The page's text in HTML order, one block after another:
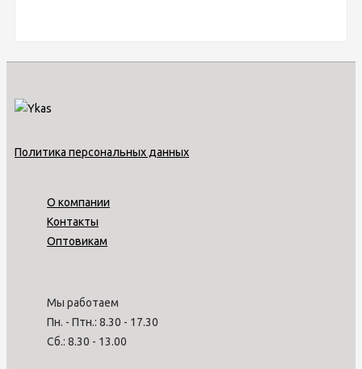
Политика персональных данных
О компании
Контакты
Оптовикам
Мы работаем
Пн. - Птн.: 8.30 - 17.30
Сб.: 8.30 - 13.00